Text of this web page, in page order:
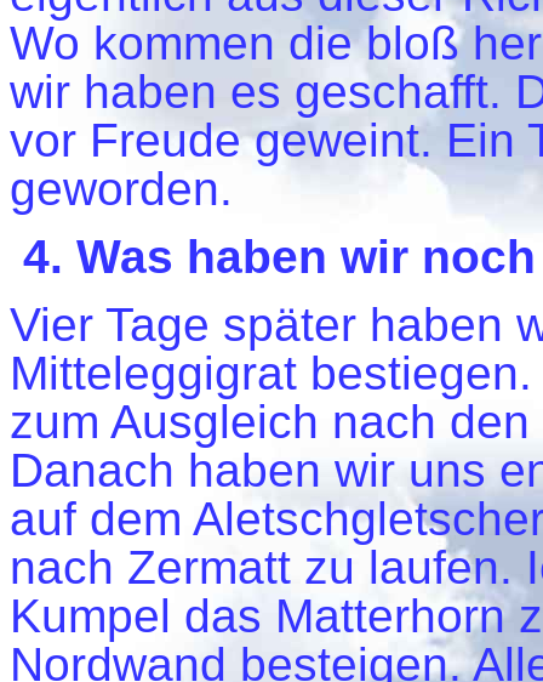
Wo kommen die bloß
wir haben es geschafft.
vor Freude geweint. Ein
geworden.
4. Was haben wir
Vier Tage später haben
Mitteleggigrat
zum Ausgleich nach
Danach haben wir uns
auf dem
nach Zermatt zu laufen.
Kumpel das Matterhorn
Nordwand besteigen.